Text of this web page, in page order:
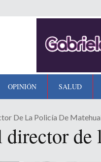
OPINIÓN SALUD
De La Policía De